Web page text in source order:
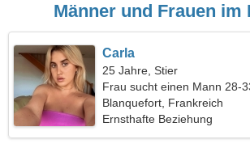
Männer und Frauen im
Carla
25 Jahre, Stier
Frau sucht einen Mann 28-
Blanquefort, Frankreich
Ernsthafte Beziehung